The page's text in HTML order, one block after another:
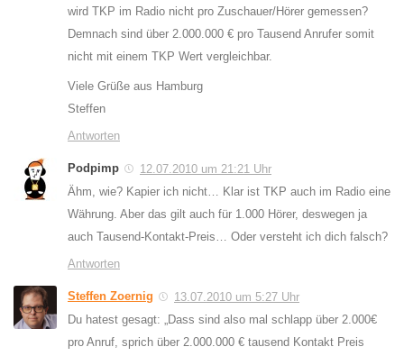
wird TKP im Radio nicht pro Zuschauer/Hörer gemessen?
Demnach sind über 2.000.000 € pro Tausend Anrufer somit
nicht mit einem TKP Wert vergleichbar.
Viele Grüße aus Hamburg
Steffen
Antworten
Podpimp
12.07.2010 um 21:21 Uhr
Ähm, wie? Kapier ich nicht… Klar ist TKP auch im Radio eine
Währung. Aber das gilt auch für 1.000 Hörer, deswegen ja
auch Tausend-Kontakt-Preis… Oder versteht ich dich falsch?
Antworten
Steffen Zoernig
13.07.2010 um 5:27 Uhr
Du hatest gesagt: „Dass sind also mal schlapp über 2.000€
pro Anruf, sprich über 2.000.000 € tausend Kontakt Preis